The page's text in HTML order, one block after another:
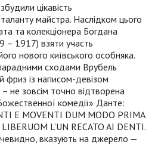
цікавість
майстра. Наслідком цього
та колекціонера Богдана
– 1917) взяти участь
нового київського особняка.
сходами Врубель
фриз із написом-девізом
не зовсім точно відтворена
комедії» Данте:
E MOVENTI DUM MODO PRIMA
L’UN RECATO AI DENTI.
вказують на джерело —